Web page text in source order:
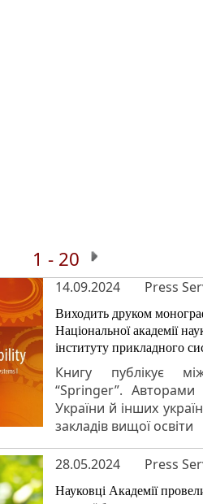
1 - 20
14.09.2024 Press
Виходить друком
Національної академії
інституту прикладного
Книгу публікує
“Springer”.
України й інших
закладів вищої освіти
28.05.2024 Press
Науковці Академії